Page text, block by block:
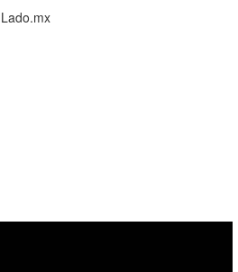
Lado.mx